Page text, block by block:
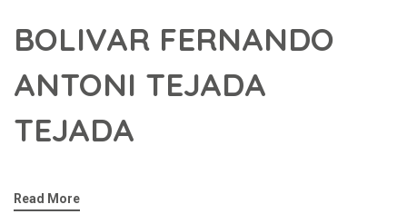
BOLIVAR FERNANDO
ANTONI TEJADA
TEJADA
Read More